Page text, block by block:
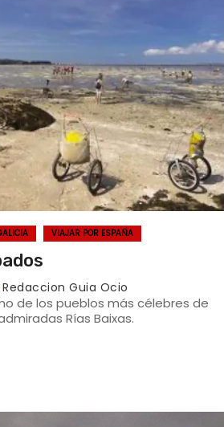
VIAJAR POR ESPAÑA
Redaccion Guia Ocio
de los pueblos más célebres de
Rías Baixas.